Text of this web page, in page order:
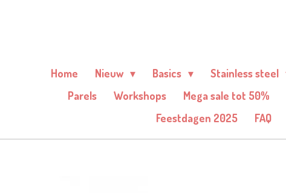
hoofdinhoud
Home Nieuw Basics Stainless steel
Parels
Workshops Mega sale tot 50%
Feestdagen 2025
FAQ